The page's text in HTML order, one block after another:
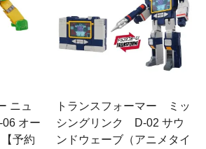
ニュ
オー
予約
トランスフォーマー ミッ
シングリンク D-02 サウ
ンドウェーブ（アニメタイ